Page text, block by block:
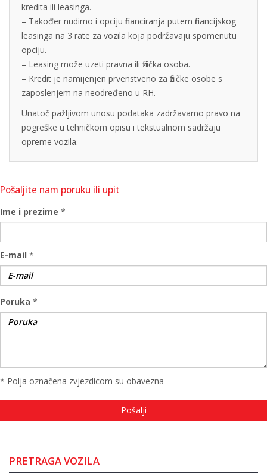
kredita ili leasinga.
– Također nudimo i opciju financiranja putem financijskog
leasinga na 3 rate za vozila koja podržavaju spomenutu
opciju.
– Leasing može uzeti pravna ili fizička osoba.
– Kredit je namijenjen prvenstveno za fizičke osobe s
zaposlenjem na neodređeno u RH.
Unatoč pažljivom unosu podataka zadržavamo pravo na
pogreške u tehničkom opisu i tekstualnom sadržaju
opreme vozila.
Pošaljite nam poruku ili upit
Ime i prezime *
E-mail *
Poruka *
* Polja označena zvjezdicom su obavezna
PRETRAGA VOZILA